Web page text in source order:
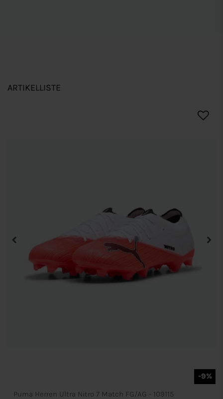
ARTIKELLISTE
-9%
Puma Herren Ultra Nitro 7 Match FG/AG - 109115